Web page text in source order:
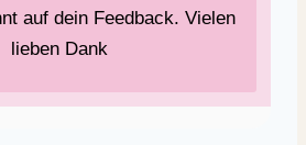
auf dein Feedback. Vielen
lieben Dank